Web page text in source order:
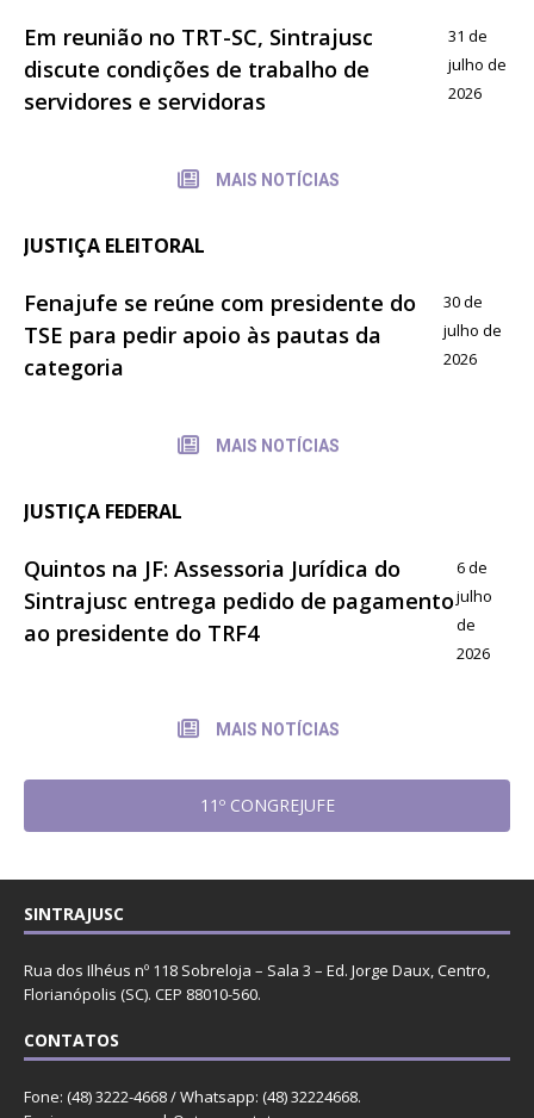
Em reunião no TRT-SC, Sintrajusc
discute condições de trabalho de
servidores e servidoras
31 de
julho de
2026
MAIS NOTÍCIAS
JUSTIÇA ELEITORAL
Fenajufe se reúne com presidente do
TSE para pedir apoio às pautas da
categoria
30 de
julho de
2026
MAIS NOTÍCIAS
JUSTIÇA FEDERAL
Quintos na JF: Assessoria Jurídica do
Sintrajusc entrega pedido de pagamento
ao presidente do TRF4
6 de
julho
de
2026
MAIS NOTÍCIAS
11º CONGREJUFE
SINTRAJUSC
Rua dos Ilhéus nº 118 Sobreloja – Sala 3 – Ed. Jorge Daux, Centro,
Florianópolis (SC). CEP 88010-560.
CONTATOS
Fone: (48) 3222-4668 / Whatsapp: (48) 32224668.